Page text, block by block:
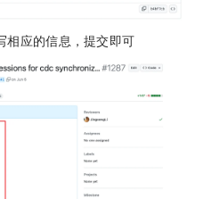
相应的信息，提交即可